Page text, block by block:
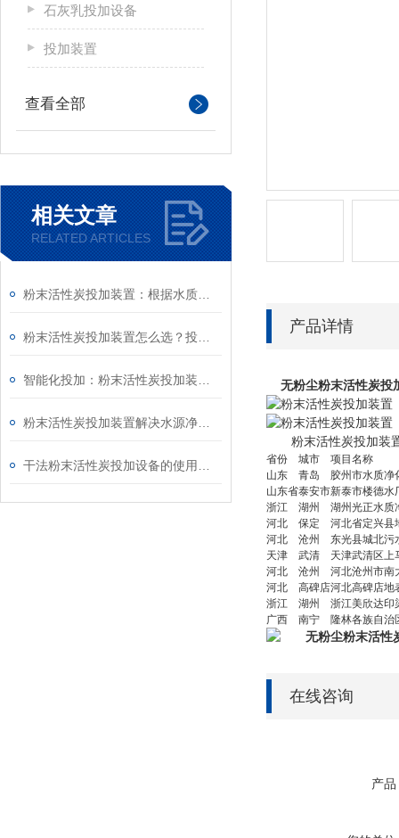
石灰乳投加设备
投加装置
查看全部
相关文章
RELATED ARTICLES
产品详情
无粉尘粉末活性炭投
粉末活性炭投加装
省份 城市
项目名称
山东
青岛
胶州市水质净
山东省泰安市新泰市楼德水
浙江
湖州
湖州光正水质
河北
保定
河北省定兴县
河北
沧州
东光县城北污
天津
武清
天津武清区上
河北
沧州
河北沧州市南
河北
高碑店河北高碑店地
浙江
湖州
浙江美欣达印
广西
南宁 隆林各族自治
无粉尘粉末活性
在线咨询
产品